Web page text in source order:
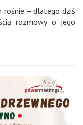
rośnie – dlatego dziś
rozmowy o jego